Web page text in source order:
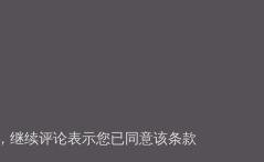
继续评论表示您已同意该条款